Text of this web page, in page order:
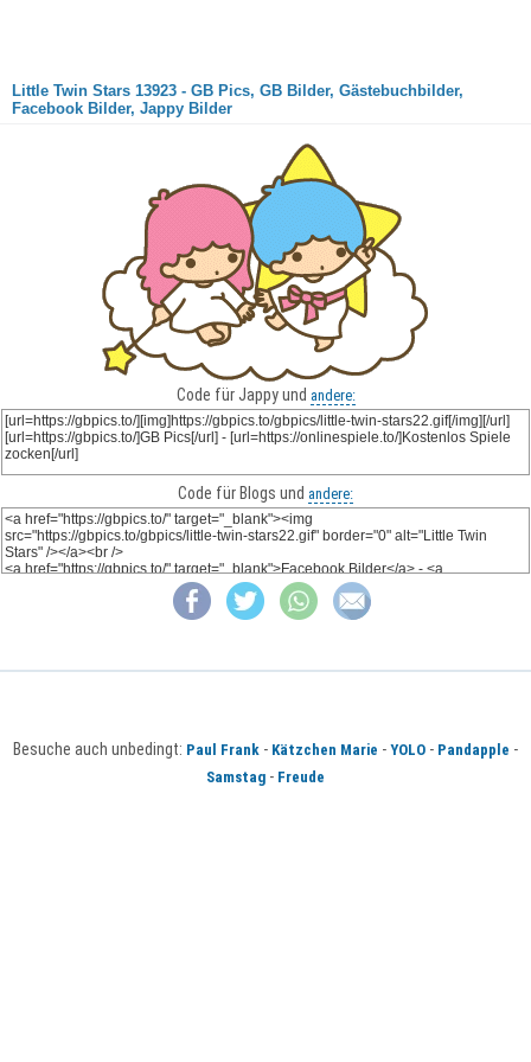
Little Twin Stars 13923 - GB Pics, GB Bilder, Gästebuchbilder,
Facebook Bilder, Jappy Bilder
Code für Jappy und andere:
Code für Blogs und andere:
Besuche auch unbedingt: Paul Frank - Kätzchen Marie - YOLO - Pandapple -
Samstag - Freude